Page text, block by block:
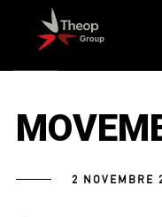
2 NOVEMBRE